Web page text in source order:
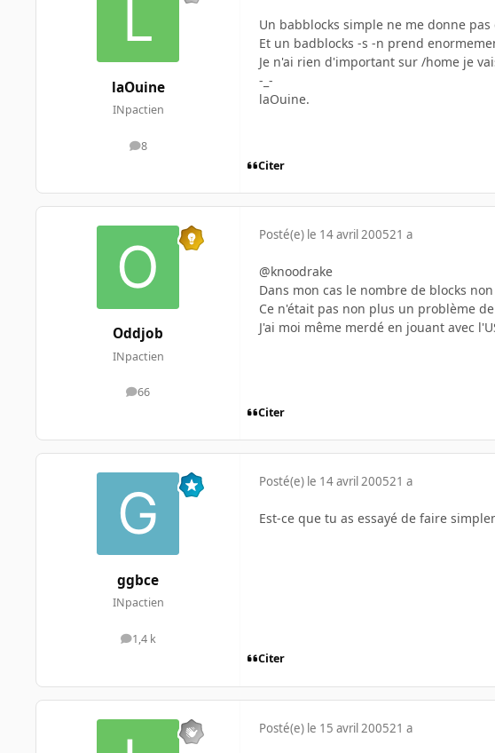
laOuine
INpactien
8
messages
Un babblocks simple ne me donne pas
Et un badblocks -s -n prend
Je n'ai rien d'important sur /home je
-_-
laOuine.
Citer
Oddjob
INpactien
66
messages
Posté(e) le 14 avril 200521 a
@knoodrake
Dans mon cas le nombre de blocks
Ce n'était pas non plus un problème
J'ai moi même merdé en jouant avec
Citer
ggbce
INpactien
1,4 k
messages
Posté(e) le 14 avril 200521 a
Est-ce que tu as essayé de faire
Citer
Posté(e) le 15 avril 200521 a